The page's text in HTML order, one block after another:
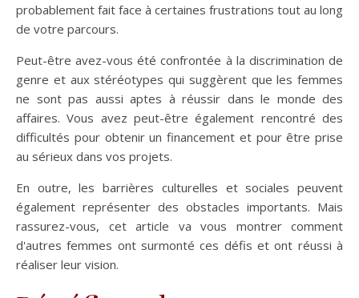
probablement fait face à certaines frustrations tout au long
de votre parcours.
Peut-être avez-vous été confrontée à la discrimination de
genre et aux stéréotypes qui suggèrent que les femmes
ne sont pas aussi aptes à réussir dans le monde des
affaires. Vous avez peut-être également rencontré des
difficultés pour obtenir un financement et pour être prise
au sérieux dans vos projets.
En outre, les barrières culturelles et sociales peuvent
également représenter des obstacles importants. Mais
rassurez-vous, cet article va vous montrer comment
d'autres femmes ont surmonté ces défis et ont réussi à
réaliser leur vision.